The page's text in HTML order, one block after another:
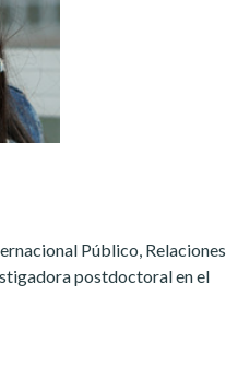
Público, Relaciones
postdoctoral en el